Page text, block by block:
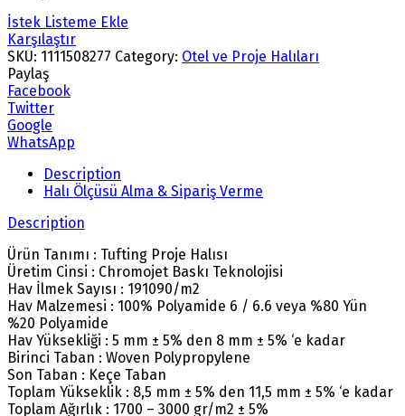
İstek Listeme Ekle
Karşılaştır
SKU: 1111508277 Category: Otel ve Proje Halıları
Paylaş
Facebook
Twitter
Google
WhatsApp
Description
Halı Ölçüsü Alma & Sipariş Verme
Description
Ürün Tanımı : Tufting Proje Halısı
Üretim Cinsi : Chromojet Baskı Teknolojisi
Hav İlmek Sayısı : 191090/m2
Hav Malzemesi : 100% Polyamide 6 / 6.6 veya %80 Yün
%20 Polyamide
Hav Yüksekliği : 5 mm ± 5% den 8 mm ± 5% ‘e kadar
Birinci Taban : Woven Polypropylene
Son Taban : Keçe Taban
Toplam Yükseklik : 8,5 mm ± 5% den 11,5 mm ± 5% ‘e kadar
Toplam Ağırlık : 1700 – 3000 gr/m2 ± 5%